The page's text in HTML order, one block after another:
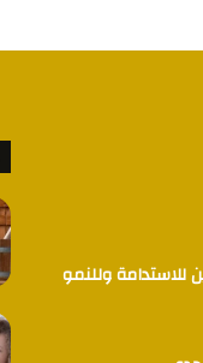
للاستدامة وللنمو